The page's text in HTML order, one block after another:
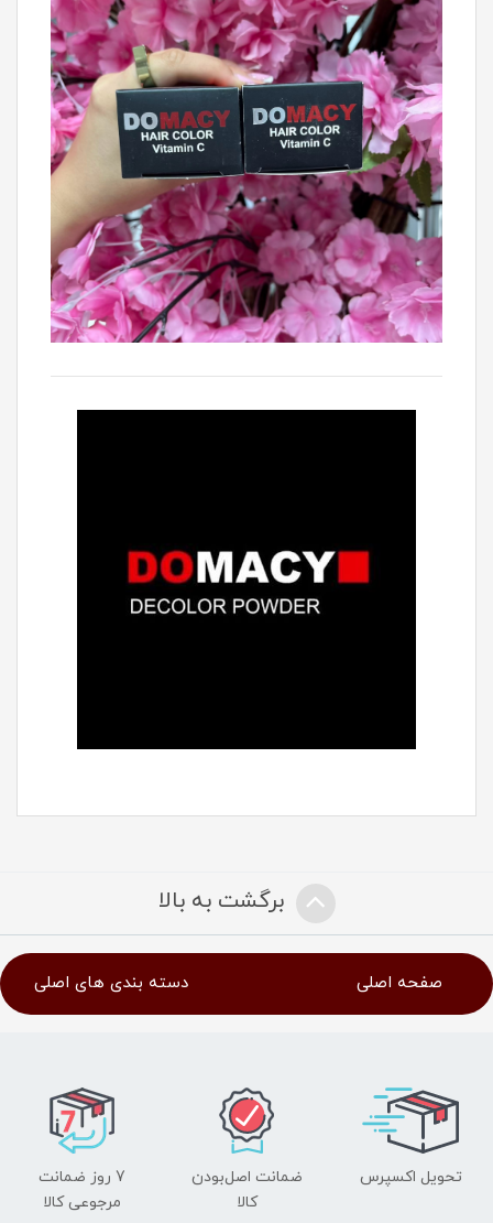
برگشت به بالا
صفحه اصلی دسته بندی های اصلی
تحویل اکسپرس
ضمانت اصل‌بودن
کالا
7 روز ضمانت
مرجوعی کالا